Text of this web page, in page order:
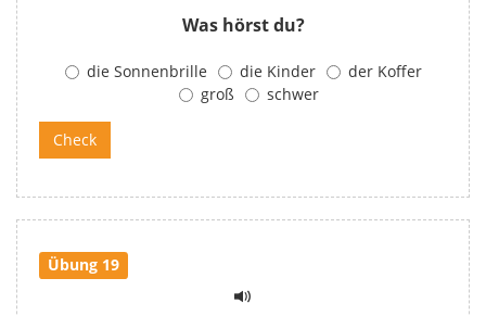
Was hörst du?
die Sonnenbrille die Kinder
der Koffer
groß
schwer
Übung 19